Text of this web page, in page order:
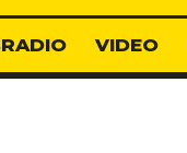
VIDEO